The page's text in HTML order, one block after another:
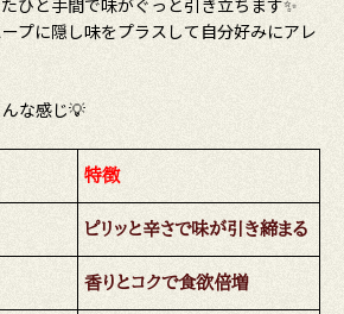
ひと手間で味がぐっと引き立ちます✨
プに隠し味をプラスして自分好みにアレ
な感じ💡
特徴
ピリッと辛さで味が引き締まる
香りとコクで食欲倍増